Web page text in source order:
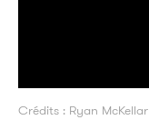
Crédits : Ryan McKellar